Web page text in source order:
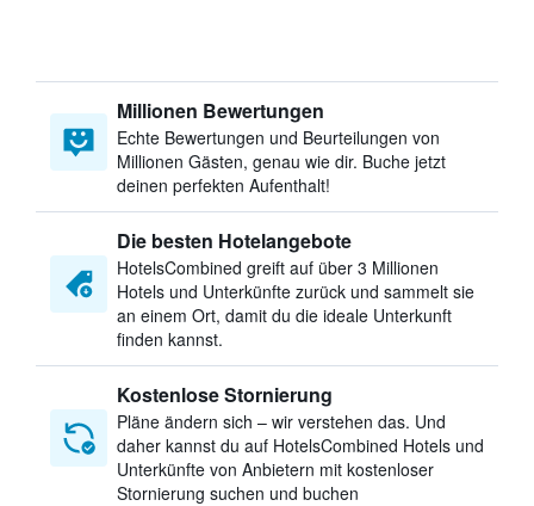
Millionen Bewertungen
Echte Bewertungen und Beurteilungen von
Millionen Gästen, genau wie dir. Buche jetzt
deinen perfekten Aufenthalt!
Die besten Hotelangebote
HotelsCombined greift auf über 3 Millionen
Hotels und Unterkünfte zurück und sammelt sie
an einem Ort, damit du die ideale Unterkunft
finden kannst.
Kostenlose Stornierung
Pläne ändern sich – wir verstehen das. Und
daher kannst du auf HotelsCombined Hotels und
Unterkünfte von Anbietern mit kostenloser
Stornierung suchen und buchen